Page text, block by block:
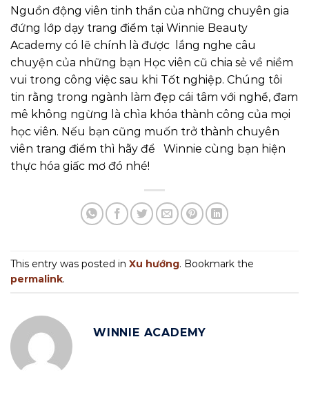
Nguồn động viên tinh thần của những chuyên gia
đứng lớp dạy trang điểm tại Winnie Beauty
Academy có lẽ chính là được lắng nghe câu
chuyện của những bạn Học viên cũ chia sẻ về niềm
vui trong công việc sau khi Tốt nghiệp. Chúng tôi
tin rằng trong ngành làm đẹp cái tâm với nghề, đam
mê không ngừng là chìa khóa thành công của mọi
học viên. Nếu bạn cũng muốn trở thành chuyên
viên trang điểm thì hãy để Winnie cùng bạn hiện
thực hóa giấc mơ đó nhé!
This entry was posted in Xu hướng. Bookmark the
permalink.
WINNIE ACADEMY